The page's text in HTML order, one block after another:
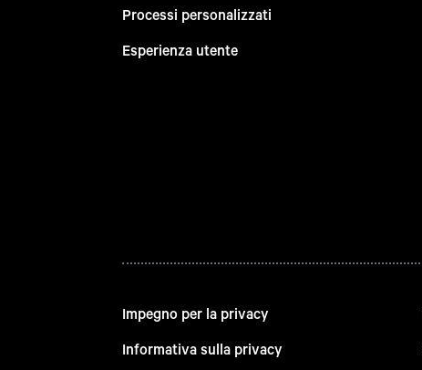
Processi personalizzati
Esperienza utente
Impegno per la privacy
Informativa sulla privacy